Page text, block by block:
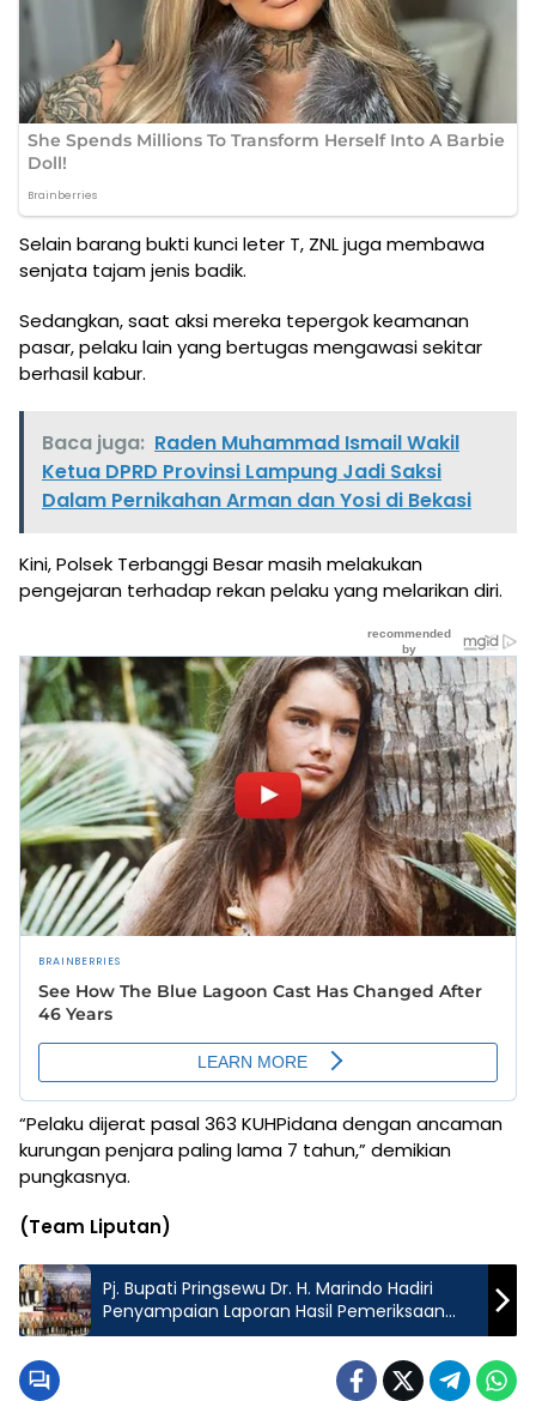
Selain barang bukti kunci leter T, ZNL juga membawa
senjata tajam jenis badik.
Sedangkan, saat aksi mereka tepergok keamanan
pasar, pelaku lain yang bertugas mengawasi sekitar
berhasil kabur.
Baca juga: Raden Muhammad Ismail Wakil
Ketua DPRD Provinsi Lampung Jadi Saksi
Dalam Pernikahan Arman dan Yosi di Bekasi
Kini, Polsek Terbanggi Besar masih melakukan
pengejaran terhadap rekan pelaku yang melarikan diri.
“Pelaku dijerat pasal 363 KUHPidana dengan ancaman
kurungan penjara paling lama 7 tahun,” demikian
pungkasnya.
(Team Liputan)
Pj. Bupati Pringsewu Dr. H. Marindo Hadiri
Penyampaian Laporan Hasil Pemeriksaan
LKPP dan IHPS II Tahun 2023 di Jakarta